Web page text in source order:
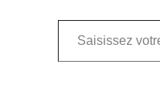
Saisissez votre adresse e-mail…